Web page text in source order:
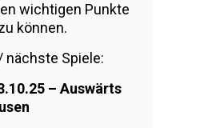
wichtigen Punkte
können.
nächste Spiele:
– Auswärts